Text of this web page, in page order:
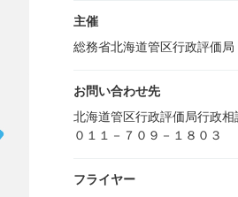
主催
総務省北海道管区行政評価局
お問い合わせ先
北海道管区行政評価局行政相
０１１－７０９－１８０３
フライヤー